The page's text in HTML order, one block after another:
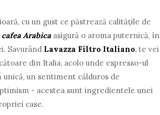
cu un gust ce păstrează calitățile de
cafea Arabica asigură o aroma puternică, în
Savurând Lavazza Filtro Italiano, te vei
din Italia, acolo unde espresso-ul
un sentiment călduros de
- acestea sunt ingredientele unei
case.